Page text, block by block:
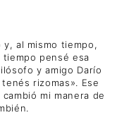
al mismo tiempo,
pensé esa
y amigo Darío
rizomas». Ese
mi manera de